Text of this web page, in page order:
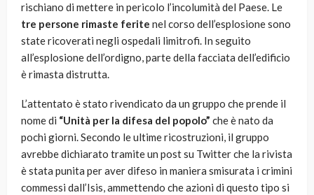
rischiano di mettere in pericolo l’incolumità del Paese. Le
tre persone rimaste ferite nel corso dell’esplosione sono
state ricoverati negli ospedali limitrofi. In seguito
all’esplosione dell’ordigno, parte della facciata dell’edificio
è rimasta distrutta.
L’attentato è stato rivendicato da un gruppo che prende il
nome di “Unità per la difesa del popolo” che è nato da
pochi giorni. Secondo le ultime ricostruzioni, il gruppo
avrebbe dichiarato tramite un post su Twitter che la rivista
è stata punita per aver difeso in maniera smisurata i crimini
commessi dall’Isis, ammettendo che azioni di questo tipo si